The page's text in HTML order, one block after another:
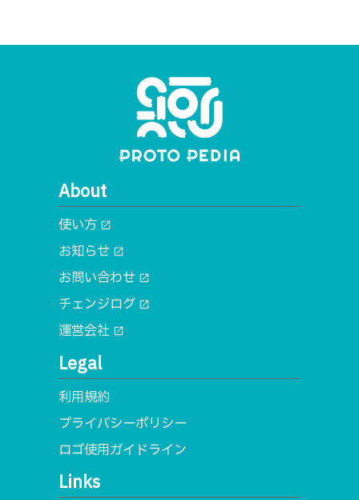
About
使い方 open_in_new
お知らせ open_in_new
お問い合わせ open_in_new
チェンジログ open_in_new
運営会社 open_in_new
Legal
利用規約
プライバシーポリシー
ロゴ使用ガイドライン
Links